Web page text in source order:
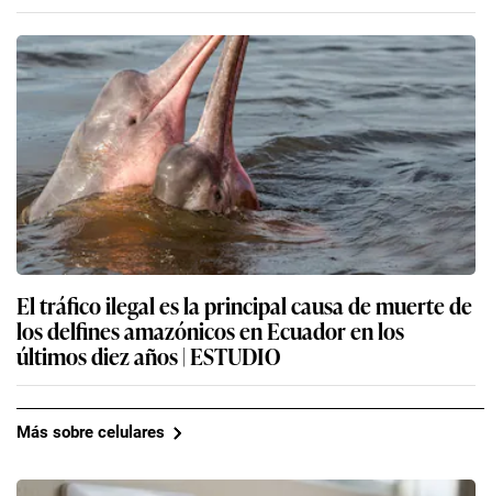
El tráfico ilegal es la principal causa de muerte de
los delfines amazónicos en Ecuador en los
últimos diez años | ESTUDIO
Más sobre celulares